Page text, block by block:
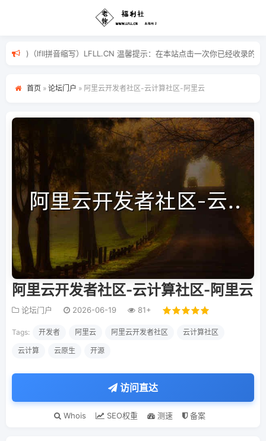
(la)（lfll拼音缩写）LFLL.CN 温馨提示：在本站点击一次你已经收录的网
首页 » 论坛门户 » 阿里云开发者社区-云计算社区-阿里云
阿里云开发者社区-云计算社区-阿里云
论坛门户 2026-06-19 81+
Tags: 开发者 阿里云 阿里云开发者社区 云计算社区
云计算 云原生 开源
访问直达
Whois SEO权重 测速 备案